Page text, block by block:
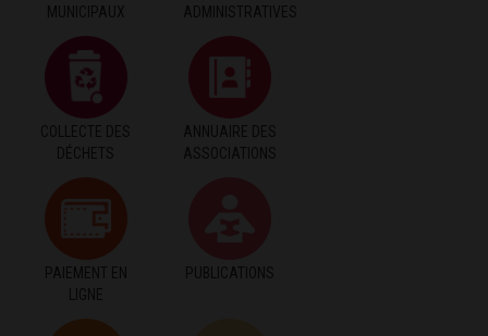
MUNICIPAUX
ADMINISTRATIVES
COLLECTE DES
DÉCHETS
ANNUAIRE DES
ASSOCIATIONS
PAIEMENT EN
LIGNE
PUBLICATIONS